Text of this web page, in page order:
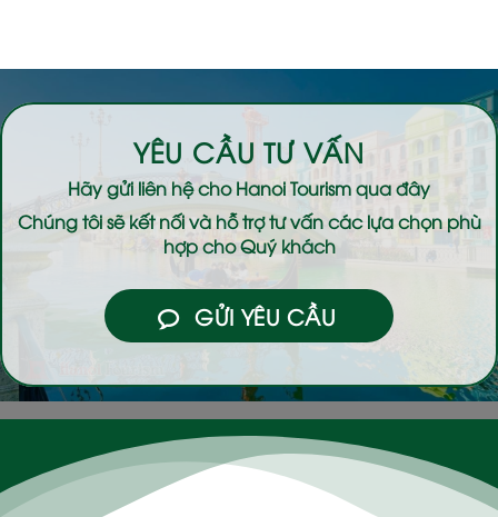
YÊU CẦU TƯ VẤN
Hãy gửi liên hệ choHanoi Tourismqua đây
Chúng tôi sẽ kết nối và hỗ trợ tư vấn các lựa chọn phù
hợp cho Quý khách
GỬI YÊU CẦU